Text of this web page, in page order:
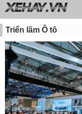
Triển lãm Ô tô